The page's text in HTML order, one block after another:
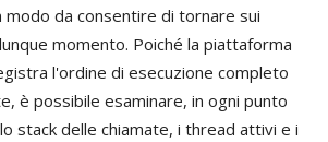
modo da consentire di tornare sui
momento. Poiché la piattaforma
l'ordine di esecuzione completo
è possibile esaminare, in ogni punto
stack delle chiamate, i thread attivi e i